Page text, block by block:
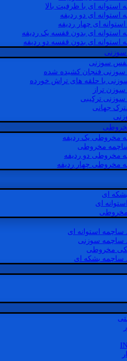
استوانه ای با ظرفیت بالا
استوانه ای دو ردیفه
ای چهار ردیفه
استوانه ای بدون قفسه یک ردیفه
استوانه ای بدون قفسه دو ردیفه
سوزنی
قفس سوزنی
سوزنی فنجان کشیده شده
با حلقه های تراش خورده
تراز
سوزنی ترکیبی
جهانی
مخروطی یک ردیفه
ساچمه مخروطی
مخروطی دو ردیفه
مخروطی چهار ردیفه
ای
ای
استوانه ای
ساچمه سوزنی
مخروطی
ساچمه بشکه ای